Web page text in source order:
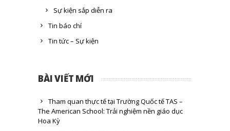
Sự kiện sắp diễn ra
Tin báo chí
Tin tức – Sự kiện
BÀI VIẾT MỚI
Tham quan thực tế tại Trường Quốc tế TAS –
The American School: Trải nghiệm nền giáo dục
Hoa Kỳ